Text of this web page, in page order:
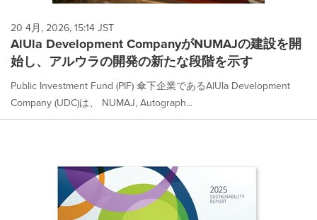
20 4月, 2026, 15:14 JST
AlUla Development CompanyがNUMAJの建設を開
始し、アルウラの開発の新たな段階を示す
Public Investment Fund (PIF) 傘下企業であるAlUla Development
Company (UDC)は、 NUMAJ, Autograph...